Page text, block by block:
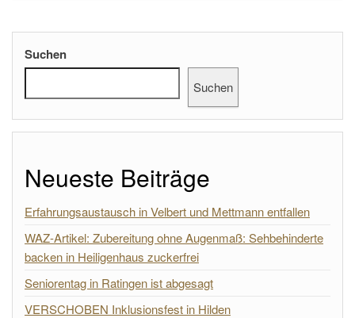
Suchen
Suchen
Neueste Beiträge
Erfahrungsaustausch in Velbert und Mettmann entfallen
WAZ-Artikel: Zubereitung ohne Augenmaß: Sehbehinderte
backen in Heiligenhaus zuckerfrei
Seniorentag in Ratingen ist abgesagt
VERSCHOBEN Inklusionsfest in Hilden